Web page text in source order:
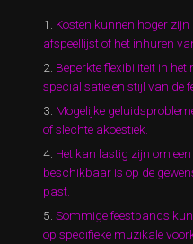
Kosten kunnen hoger
afspeellijst of het inhuren
Beperkte flexibiliteit in
specialisatie en stijl van de
Mogelijke
of slechte akoestiek.
Het kan lastig zijn om
beschikbaar is op de
past.
Sommige feestbands
op specifieke muzikale